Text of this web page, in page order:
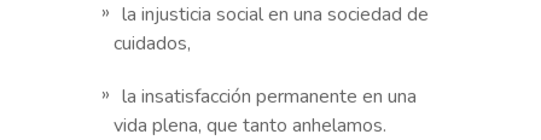
la injusticia social en una sociedad de
cuidados,
la insatisfacción permanente en una
vida plena, que tanto anhelamos.